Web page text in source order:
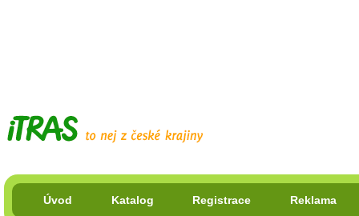
Úvod Katalog Registrace Reklama